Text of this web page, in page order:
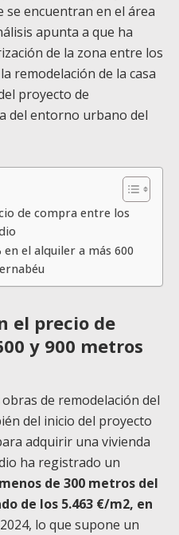
se encuentran en el área
apunta a que ha
de la zona entre los
remodelación de la casa
proyecto de
del entorno urbano del
de compra entre los
el alquiler a más 600
el precio de
y 900 metros
de remodelación del
del inicio del proyecto
adquirir una vivienda
ha registrado un
de 300 metros del
de los 5.463 €/m2, en
lo que supone un